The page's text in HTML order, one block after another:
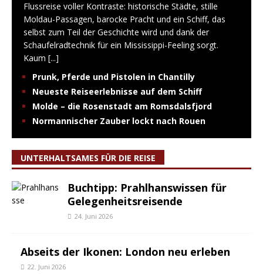
Flussreise voller Kontraste: historische Städte, stille
Moldau-Passagen, barocke Pracht und ein Schiff, das
selbst zum Teil der Geschichte wird und dank der
Schaufelradtechnik für ein Mississippi-Feeling sorgt.
Kaum [...]
Prunk, Pferde und Pistolen in Chantilly
Neueste Reiseerlebnisse auf dem Schiff
Molde – die Rosenstadt am Romsdalsfjord
Normannischer Zauber lockt nach Rouen
UNTERHALTSAMES FÜR DIE REISE
Buchtipp: Prahlhanswissen für
Gelegenheitsreisende
24. Juni 2026
Abseits der Ikonen: London neu erleben
22. Juni 2026